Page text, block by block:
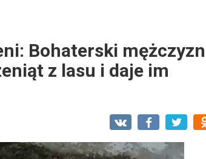
Bohaterski
z lasu i daje im